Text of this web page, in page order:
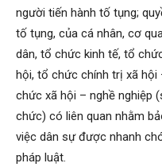
người tiến hành tố tụng;
tố tụng, của cá nhân, cơ
dân, tổ chức kinh tế, tổ
hội, tổ chức chính trị xã hội
chức xã hội – nghề nghiệp
chức) có liên quan nhằm
việc dân sự được nhanh
pháp luật.